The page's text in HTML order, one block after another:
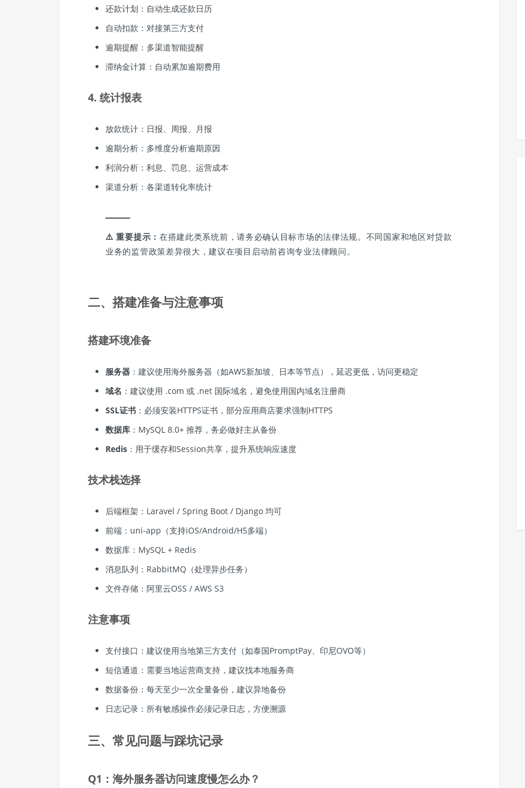
还款计划：自动生成还款日历
自动扣款：对接第三方支付
逾期提醒：多渠道智能提醒
滞纳金计算：自动累加逾期费用
4. 统计报表
放款统计：日报、周报、月报
逾期分析：多维度分析逾期原因
利润分析：利息、罚息、运营成本
渠道分析：各渠道转化率统计
⚠️ 重要提示： 在搭建此类系统前，请务必确认目标市场的法律法规。不同国家和地区对贷款
业务的监管政策差异很大，建议在项目启动前咨询专业法律顾问。
二、搭建准备与注意事项
搭建环境准备
服务器 ：建议使用海外服务器（如AWS新加坡、日本等节点），延迟更低，访问更稳定
域名 ：建议使用 .com 或 .net 国际域名，避免使用国内域名注册商
SSL证书 ：必须安装HTTPS证书，部分应用商店要求强制HTTPS
数据库 ：MySQL 8.0+ 推荐，务必做好主从备份
Redis ：用于缓存和Session共享，提升系统响应速度
技术栈选择
后端框架：Laravel / Spring Boot / Django 均可
前端：uni-app（支持iOS/Android/H5多端）
数据库：MySQL + Redis
消息队列：RabbitMQ（处理异步任务）
文件存储：阿里云OSS / AWS S3
注意事项
支付接口：建议使用当地第三方支付（如泰国PromptPay、印尼OVO等）
短信通道：需要当地运营商支持，建议找本地服务商
数据备份：每天至少一次全量备份，建议异地备份
日志记录：所有敏感操作必须记录日志，方便溯源
三、常见问题与踩坑记录
Q1：海外服务器访问速度慢怎么办？